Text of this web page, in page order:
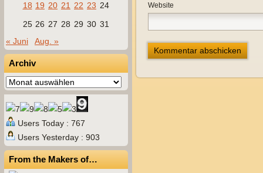
18 19 20 21 22 23 24
25 26 27 28 29 30 31
« Juni
Aug. »
Archiv
Archiv
Users Today : 767
Users Yesterday : 903
From the Makers of…
Website